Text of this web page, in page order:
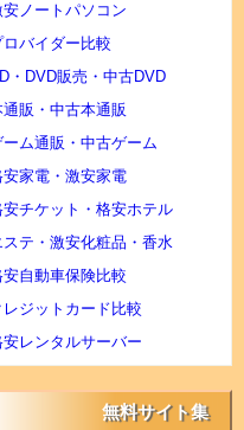
安ノートパソコン
ロバイダー比較
・DVD販売・中古DVD
通販・中古本通販
ーム通販・中古ゲーム
安家電・激安家電
安チケット・格安ホテル
ステ・激安化粧品・香水
安自動車保険比較
レジットカード比較
安レンタルサーバー
無料サイト集